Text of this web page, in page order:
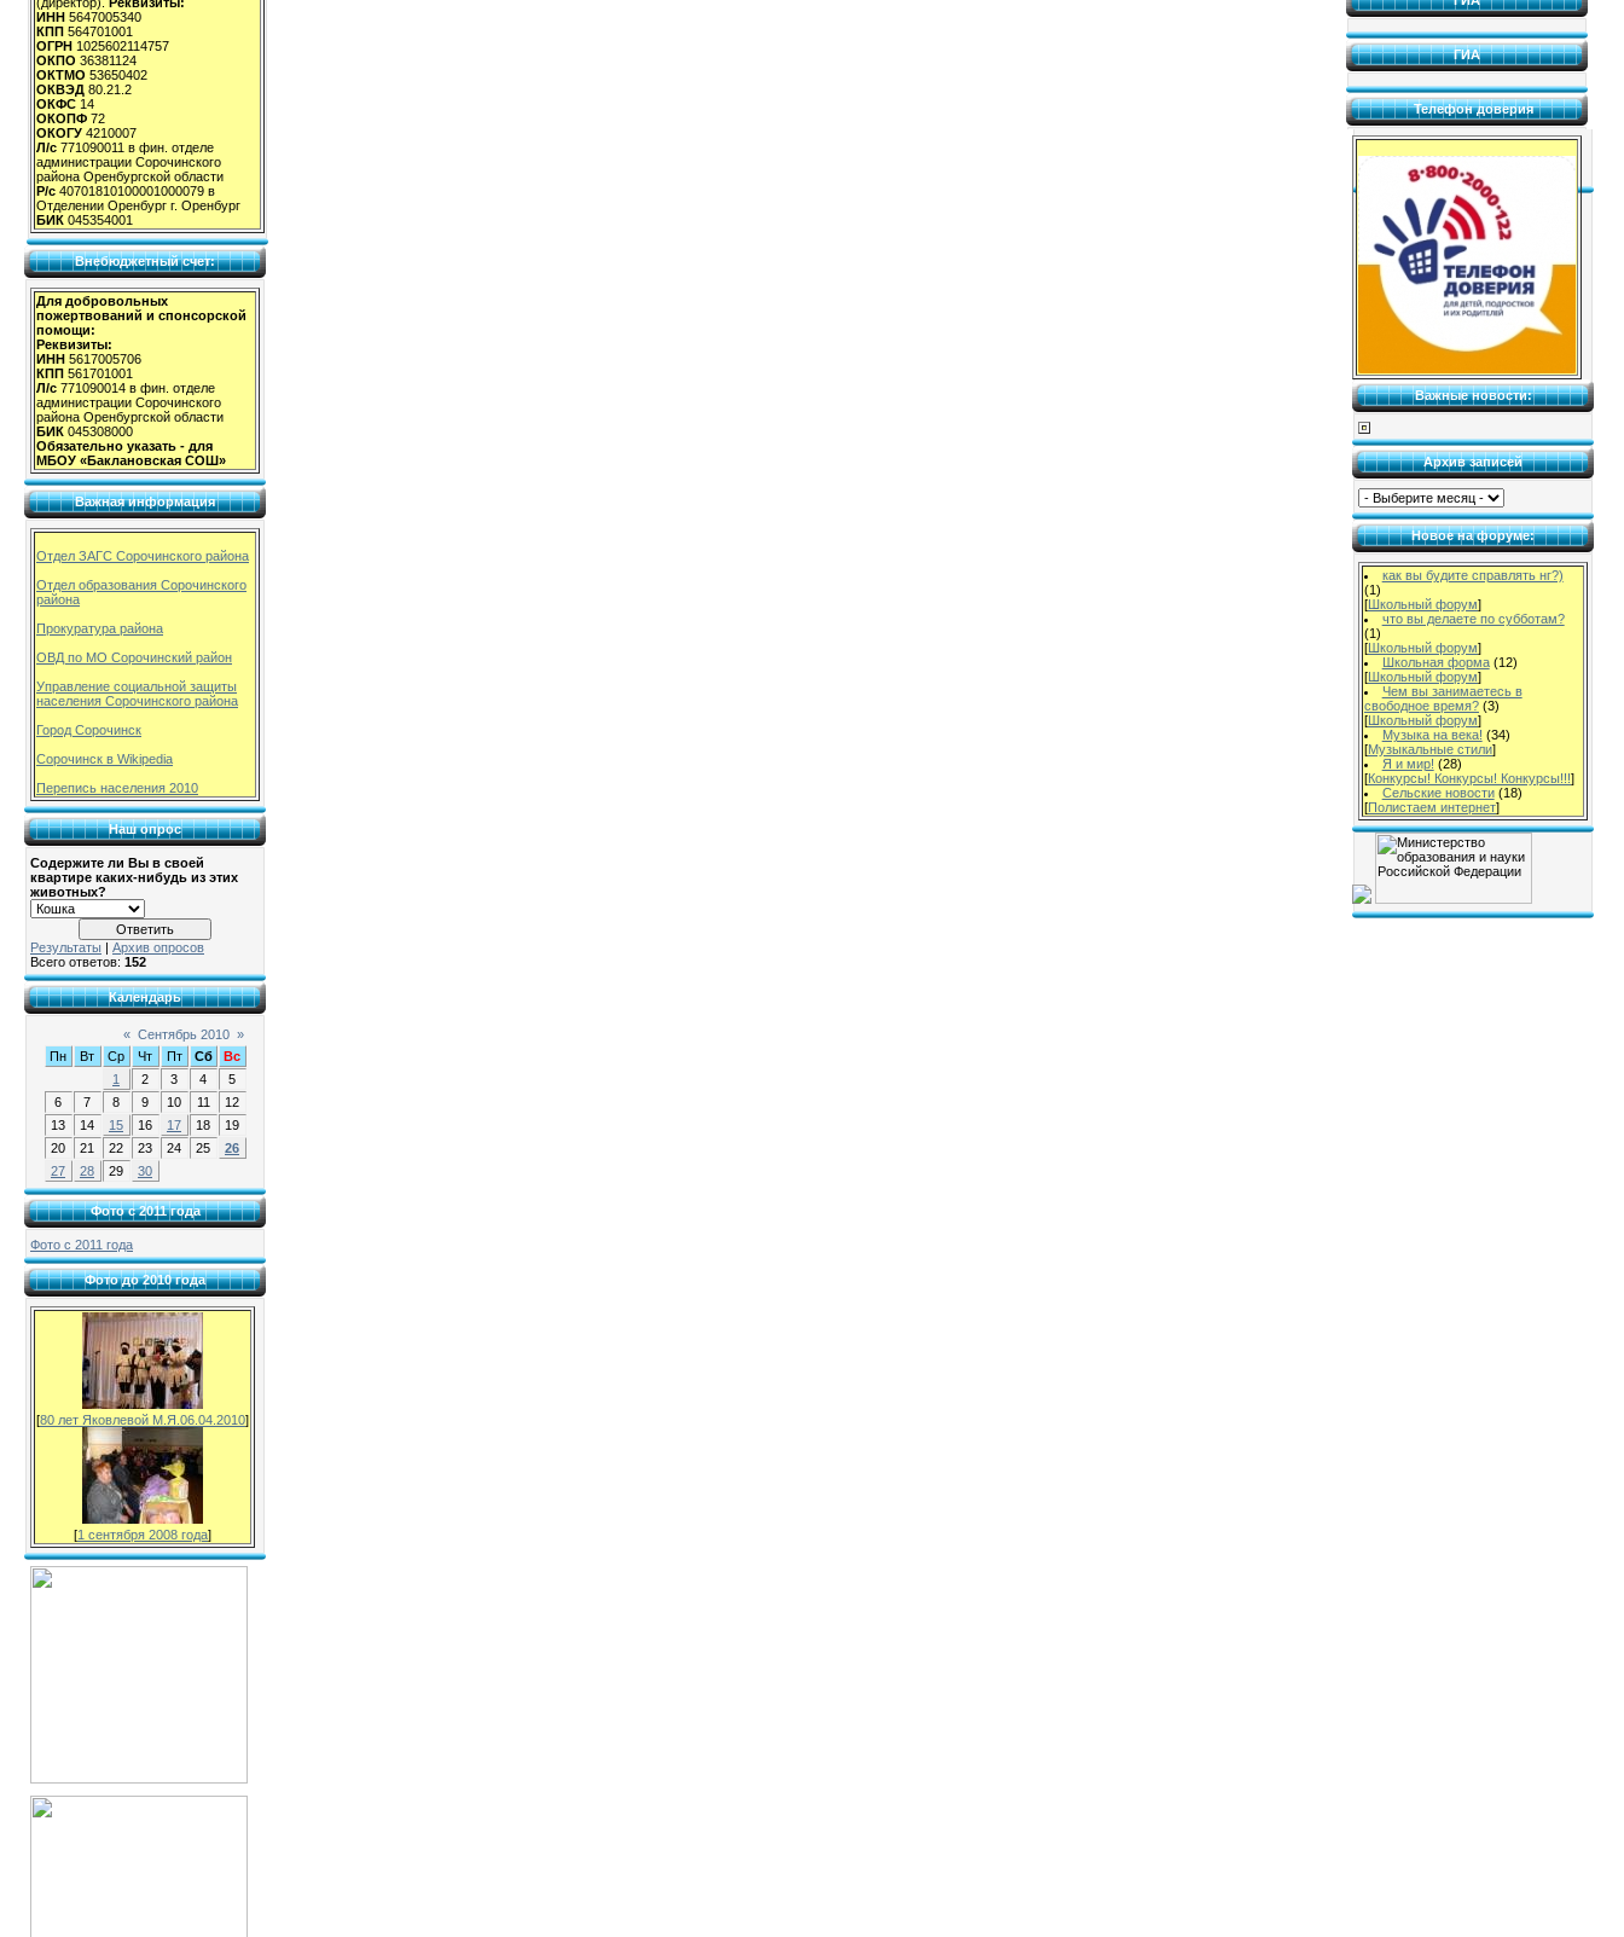
(директор). Реквизиты:
ИНН 5647005340
КПП 564701001
ОГРН 1025602114757
ОКПО 36381124
ОКТМО 53650402
ОКВЭД 80.21.2
ОКФС 14
ОКОПФ 72
ОКОГУ 4210007
Л/с 771090011 в фин. отделе
администрации Сорочинского
района Оренбургской области
Р/с 40701810100001000079 в
Отделении Оренбург г. Оренбург
БИК 045354001
Внебюджетный счет:
Для добровольных
пожертвований и спонсорской
помощи:
Реквизиты:
ИНН 5617005706
КПП 561701001
Л/с 771090014 в фин. отделе
администрации Сорочинского
района Оренбургской области
БИК 045308000
Обязательно указать - для
МБОУ «Баклановская СОШ»
Важная информация
Отдел ЗАГС Сорочинского района
Отдел образования Сорочинского
района
Прокуратура района
ОВД по МО Сорочинский район
Управление социальной защиты
населения Сорочинского района
Город Сорочинск
Сорочинск в Wikipedia
Перепись населения 2010
Наш опрос
Содержите ли Вы в своей
квартире каких-нибудь из этих
животных?
Результаты
Архив опросов
Всего ответов: 152
Календарь
« Сентябрь 2010 »
Пн
Вт Ср Чт Пт Сб
Вс
1
2 3 4
5
6
7 8 9 10 11
12
13
14 15 16 17 18
19
20
21 22 23 24 25
26
27
28 29 30
Фото с 2011 года
Фото с 2011 года
Фото до 2010 года
[80 лет Яковлевой М.Я.06.04.2010]
[1 сентября 2008 года]
ГИА
Телефон доверия
Важные новости:
Архив записей
Новое на форуме:
как вы будите справлять нг?)
(1)
[Школьный форум]
что вы делаете по субботам?
(1)
[Школьный форум]
Школьная форма (12)
[Школьный форум]
Чем вы занимаетесь в
свободное время? (3)
[Школьный форум]
Музыка на века! (34)
[Музыкальные стили]
Я и мир! (28)
[Конкурсы! Конкурсы! Конкурсы!!!]
Сельские новости (18)
[Полистаем интернет]